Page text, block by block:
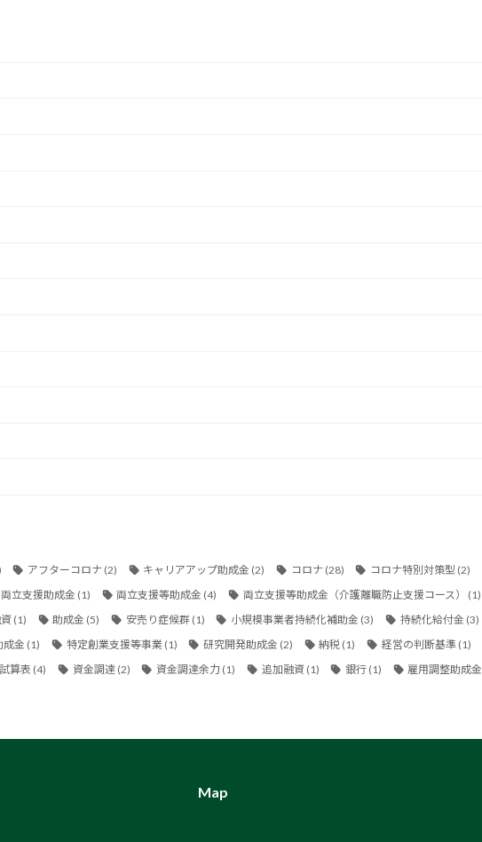
アフターコロナ(2) キャリアアップ助成金 (2) コロナ(28) コロナ特別対策型 (2)
両立支援助成金 (1) 両立支援等助成金 (4) 両立支援等助成金（介護離職防止支援コース） (1)
(1) 助成金 (5) 安売り症候群(1) 小規模事業者持続化補助金 (3) 持続化給付金 (3)
成金 (1) 特定創業支援等事業(1) 研究開発助成金 (2) 納税 (1) 経営の判断基準(1)
試算表 (4) 資金調達(2) 資金調達余力 (1) 追加融資 (1) 銀行(1) 雇用調整助成金
Map